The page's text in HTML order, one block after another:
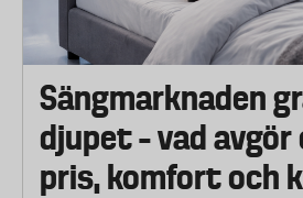
Sängmarknaden
djupet – vad
pris, komfort och